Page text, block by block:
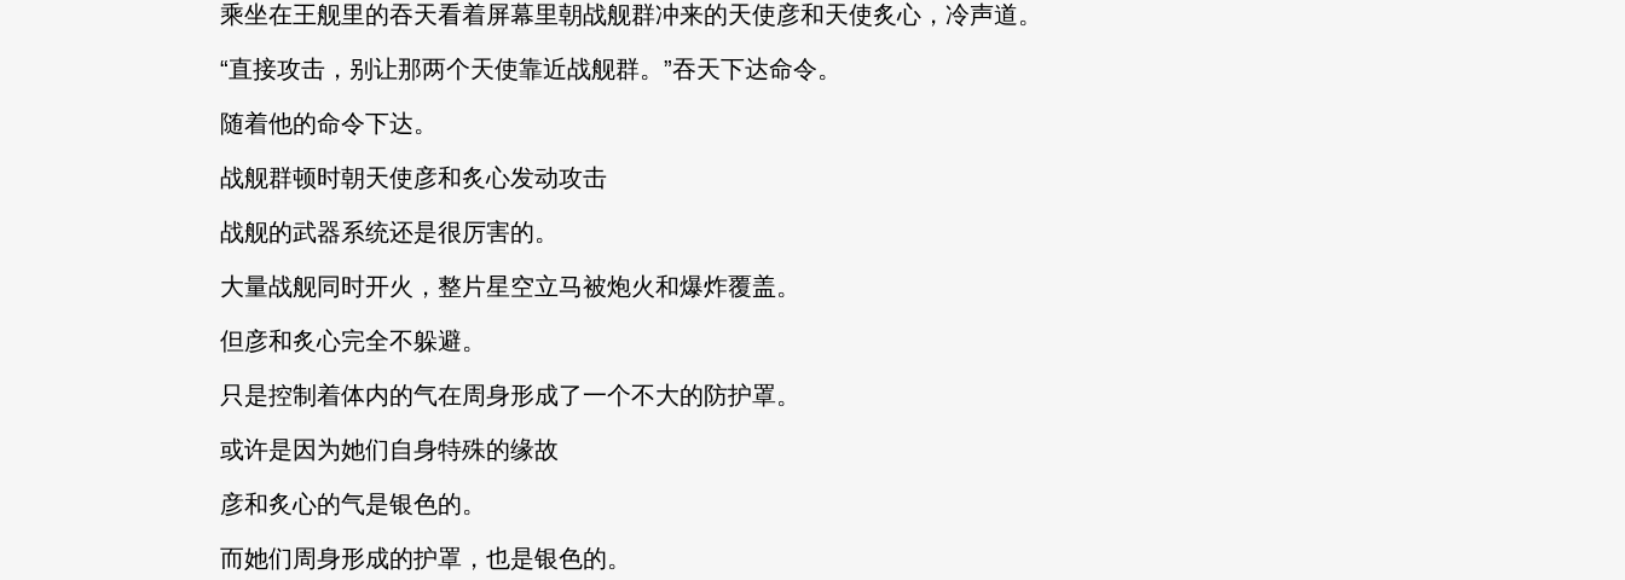
乘坐在王舰里的吞天看着屏幕里朝战舰群冲来的天使彦和天使炙心，冷声道。
“直接攻击，别让那两个天使靠近战舰群。”吞天下达命令。
随着他的命令下达。
战舰群顿时朝天使彦和炙心发动攻击
战舰的武器系统还是很厉害的。
大量战舰同时开火，整片星空立马被炮火和爆炸覆盖。
但彦和炙心完全不躲避。
只是控制着体内的气在周身形成了一个不大的防护罩。
或许是因为她们自身特殊的缘故
彦和炙心的气是银色的。
而她们周身形成的护罩，也是银色的。